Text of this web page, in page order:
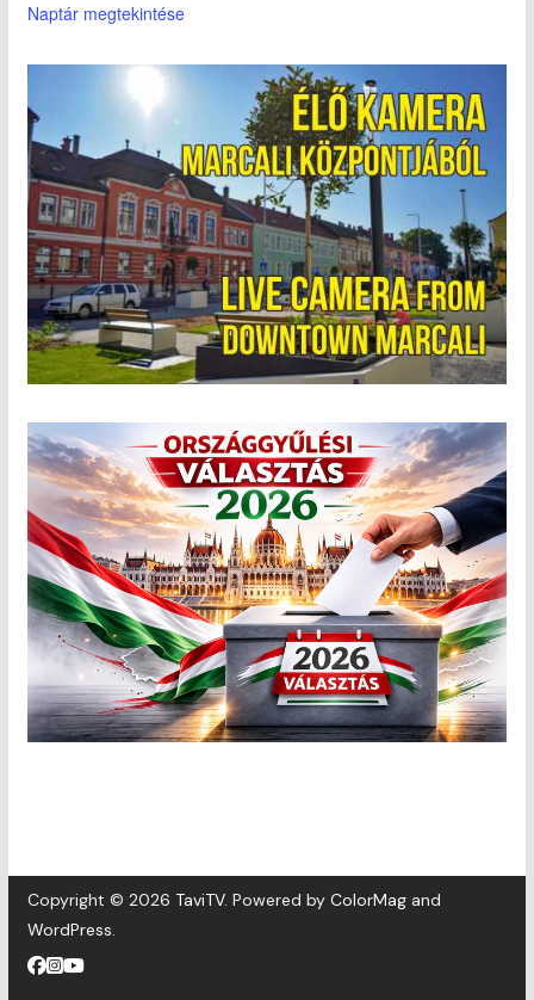
Naptár megtekintése
Copyright © 2026 TaviTV. Powered by ColorMagand
WordPress.